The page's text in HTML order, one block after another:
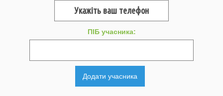
ПІБ учасника:
Додати учасника